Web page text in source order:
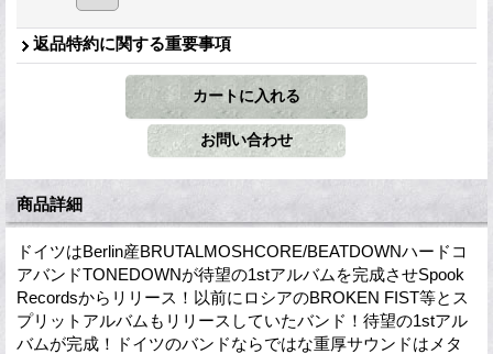
返品特約に関する重要事項
商品詳細
ドイツはBerlin産BRUTALMOSHCORE/BEATDOWNハードコ
アバンドTONEDOWNが待望の1stアルバムを完成させSpook
Recordsからリリース！以前にロシアのBROKEN FIST等とス
プリットアルバムもリリースしていたバンド！待望の1stアル
バムが完成！ドイツのバンドならではな重厚サウンドはメタ